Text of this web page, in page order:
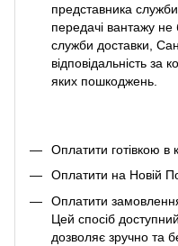
представника
передачі вантажу
служби доставки,
відповідальність за
яких пошкоджень.
Оплатити готівкою в
Оплатити на Новій
Оплатити
Цей спосіб
дозволяє зручно та